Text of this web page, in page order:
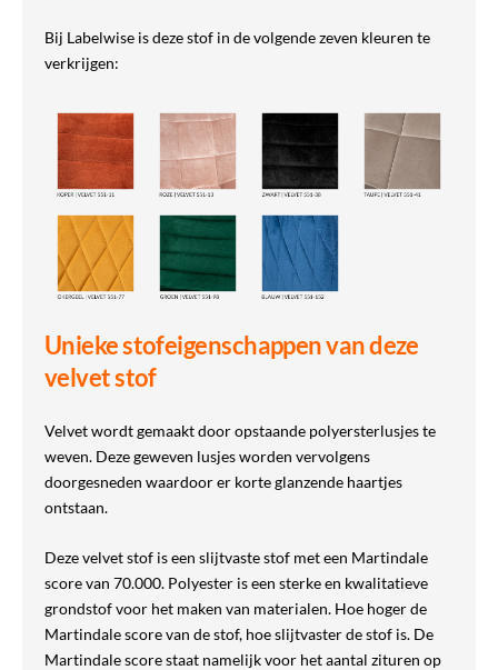
Bij Labelwise is deze stof in de volgende zeven kleuren te
verkrijgen:
Unieke stofeigenschappen van deze
velvet stof
Velvet wordt gemaakt door opstaande polyersterlusjes te
weven. Deze geweven lusjes worden vervolgens
doorgesneden waardoor er korte glanzende haartjes
ontstaan.
Deze velvet stof is een slijtvaste stof met een Martindale
score van 70.000. Polyester is een sterke en kwalitatieve
grondstof voor het maken van materialen. Hoe hoger de
Martindale score van de stof, hoe slijtvaster de stof is. De
Martindale score staat namelijk voor het aantal zituren op